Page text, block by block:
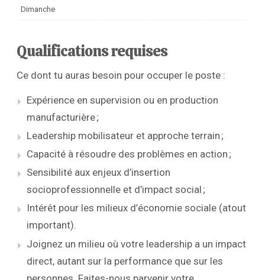
Dimanche
Qualifications requises
Ce dont tu auras besoin pour occuper le poste :
Expérience en supervision ou en production
manufacturière ;
Leadership mobilisateur et approche terrain ;
Capacité à résoudre des problèmes en action ;
Sensibilité aux enjeux d’insertion
socioprofessionnelle et d’impact social ;
Intérêt pour les milieux d’économie sociale (atout
important).
Joignez un milieu où votre leadership a un impact
direct, autant sur la performance que sur les